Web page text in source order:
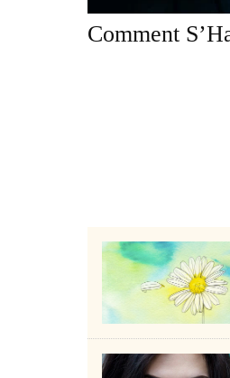
Comment